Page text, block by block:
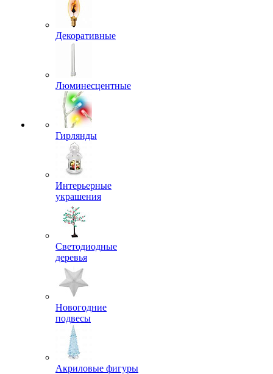
Декоративные
Люминесцентные
Гирлянды
Интерьерные
украшения
Светодиодные
деревья
Новогодние
подвесы
Акриловые фигуры